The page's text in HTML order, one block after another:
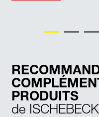
PRODUITS
de